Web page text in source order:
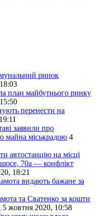
ринок
план майбутнього ринку
перенести на
заявили про
майна міськрадою 4
автостанцію на місці
шосе, 70а — конфлікт
18:21
видають бажане за
та Сватенко за кошти
5 жовтня 2020, 10:58